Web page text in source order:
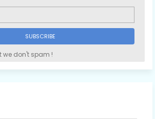
we don't spam !